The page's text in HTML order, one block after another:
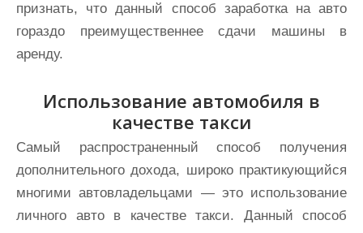
признать, что данный способ заработка на авто
гораздо преимущественнее сдачи машины в
аренду.
Использование автомобиля в
качестве такси
Самый распространенный способ получения
дополнительного дохода, широко практикующийся
многими автовладельцами — это использование
личного авто в качестве такси. Данный способ